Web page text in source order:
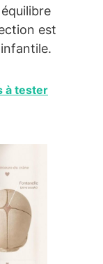
est
à tester